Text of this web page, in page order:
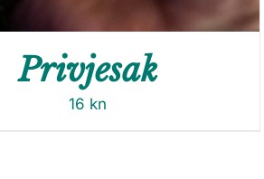
Privjesak
16 kn